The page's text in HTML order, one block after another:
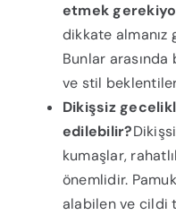
etmek
dikkate almanız
Bunlar
ve stil
Dikişsiz
edilebilir?
kumaşlar,
önemlidir.
alabilen ve cildi